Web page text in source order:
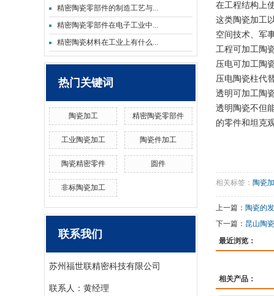
精密陶瓷零部件的制造工艺与...
精密陶瓷零部件在电子工业中...
精密陶瓷材料在工业上有什么...
热门关键词
陶瓷加工 精密陶瓷零部件
工业陶瓷加工 陶瓷件加工
陶瓷精密零件 圆件
非标陶瓷加工
联系我们
苏州福世联精密科技有限公司
联系人：黄经理
在工程结构上
这类陶瓷加工
空间技术、军
工程可加工陶
压电可加工陶
压电陶瓷柱代
透明可加工陶
透明陶瓷不但
的零件和坦克
相关标签： 陶瓷
上一篇： 陶瓷的
下一篇： 昆山陶
最近浏览：
相关产品：